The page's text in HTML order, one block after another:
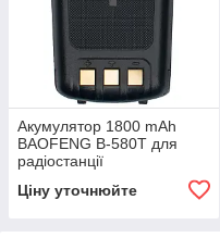
Акумулятор 1800 mAh
BAOFENG B-580T для
радіостанції
Ціну уточнюйте